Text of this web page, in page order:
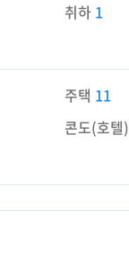
취하 1
주택 11
콘도(호텔)